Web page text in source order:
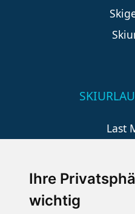
Ihre
wichtig
Last